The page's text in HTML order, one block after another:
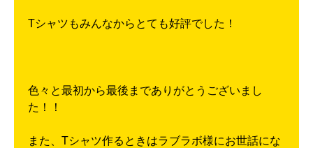
Tシャツもみんなからとても好評でした！
色々と最初から最後までありがとうございまし
た！！
また、Tシャツ作るときはラブラボ様にお世話にな